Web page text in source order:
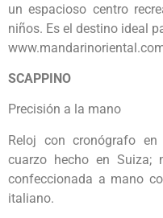
un espacioso centro
niños. Es el destino ideal
SCAPPINO
Precisión a la mano
Reloj con cronógrafo
cuarzo hecho en Suiza;
confeccionada a mano
italiano.